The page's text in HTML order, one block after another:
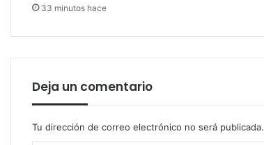
33 minutos hace
Deja un comentario
Tu dirección de correo electrónico no será publicada.